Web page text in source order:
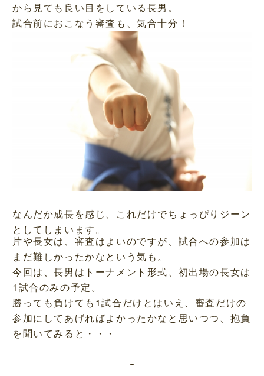
から見ても良い目をしている長男。
試合前におこなう審査も、気合十分！
なんだか成長を感じ、これだけでちょっぴりジーン
としてしまいます。
片や長女は、審査はよいのですが、試合への参加は
まだ難しかったかなという気も。
今回は、長男はトーナメント形式、初出場の長女は
1試合のみの予定。
勝っても負けても1試合だけとはいえ、審査だけの
参加にしてあげればよかったかなと思いつつ、抱負
を聞いてみると・・・